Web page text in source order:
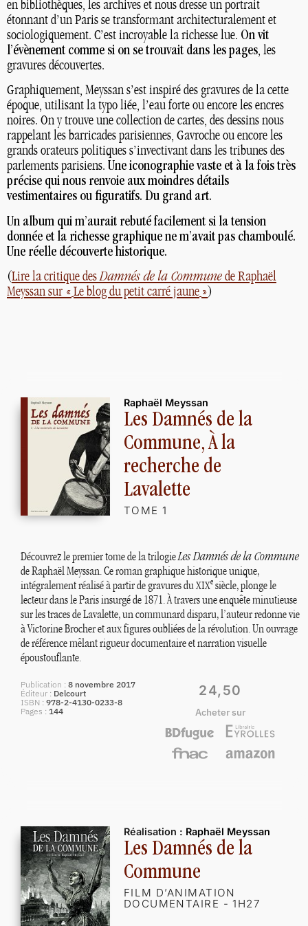
en bibliothèques, les archives et nous dresse un portrait
étonnant d’un Paris se transformant architecturalement et
sociologiquement. C’est incroyable la richesse lue. On vit
l’évènement comme si on se trouvait dans les pages, les
gravures découvertes.
Graphiquement, Meyssan s’est inspiré des gravures de la cette
époque, utilisant la typo liée, l’eau forte ou encore les encres
noires. On y trouve une collection de cartes, des dessins nous
rappelant les barricades parisiennes, Gavroche ou encore les
grands orateurs politiques s’invectivant dans les tribunes des
parlements parisiens. Une iconographie vaste et à la fois très
précise qui nous renvoie aux moindres détails
vestimentaires ou figuratifs. Du grand art.
Un album qui m’aurait rebuté facilement si la tension
donnée et la richesse graphique ne m’avait pas chamboulé.
Une réelle découverte historique.
(Lire la critique desDamnés de la Communede Raphaël
Meyssan sur «Le blog du petit carré jaune »)
Raphaël Meyssan
Les Damnés de la
Commune, À la
recherche de
Lavalette
TOME 1
Découvrez le premier tome de la trilogieLes Damnés de la Commune
de Raphaël Meyssan. Ce roman graphique historique unique,
intégralement réalisé à partir de gravures duXIXe siècle, plonge le
lecteur dans le Paris insurgé de 1871. À travers une enquête minutieuse
sur les traces de Lavalette, un communard disparu, l’auteur redonne vie
à Victorine Brocher et aux figures oubliées de la révolution. Un ouvrage
de référence mêlant rigueur documentaire et narration visuelle
époustouflante.
Publication
8 novembre 2017
Éditeur
Delcourt
ISBN 978-2-4130-0233-8
Pages
144
24,50
Acheter sur
Réalisation : Raphaël Meyssan
Les Damnés de la
Commune
FILM D’ANIMATION
DOCUMENTAIRE - 1H27